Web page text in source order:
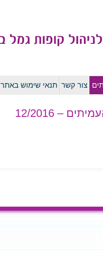
צור קשר תנאי שימוש באתר
– 12/2016